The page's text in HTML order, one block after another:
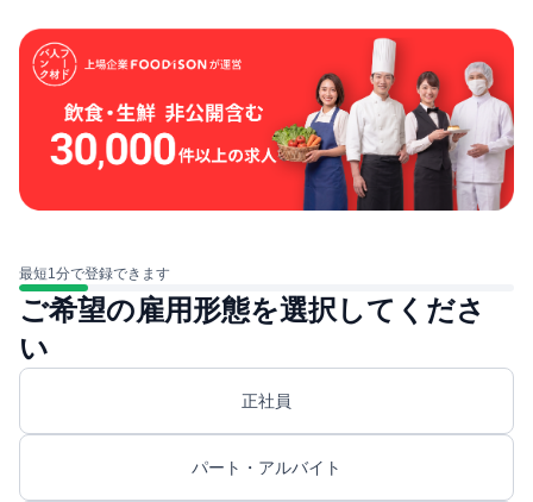
最短1分で登録できます
ご希望の雇用形態を選択してくださ
い
正社員
パート・アルバイト